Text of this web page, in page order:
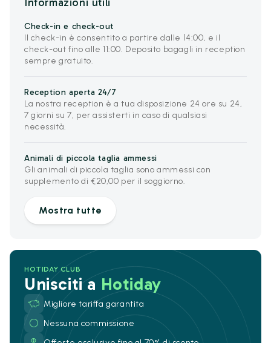
Check-in e check-out
Il check-in è consentito a partire dalle 14:00, e il
check-out fino alle 11:00. Deposito bagagli in reception
sempre gratuito.
Reception aperta 24/7
La nostra reception è a tua disposizione 24 ore su 24,
7 giorni su 7, per assisterti in caso di qualsiasi
necessità.
Animali di piccola taglia ammessi
Gli animali di piccola taglia sono ammessi con
supplemento di €20,00 per il soggiorno.
Mostra tutte
HOTIDAY CLUB
Unisciti a Hotiday
Migliore tariffa garantita
Nessuna commissione